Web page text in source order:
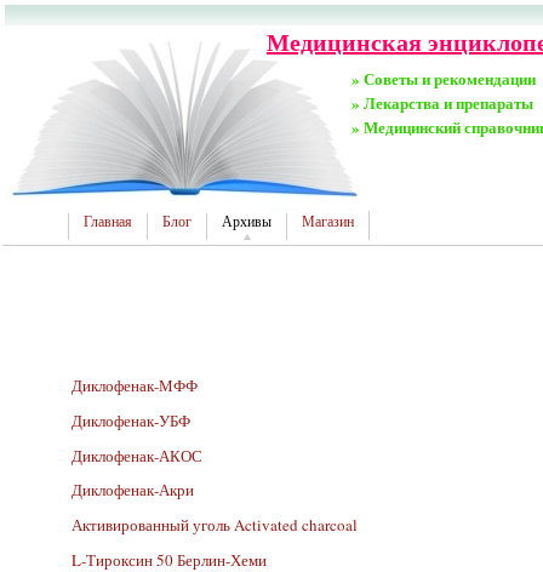
Медицинская
» Советы и рекомендации
» Лекарства и препараты
» Медицинский
Главная Блог Архивы Магазин
Диклофенак-МФФ
Диклофенак-УБФ
Диклофенак-АКОС
Диклофенак-Акри
Активированный уголь Activated charcoal
L-Тироксин 50 Берлин-Хеми